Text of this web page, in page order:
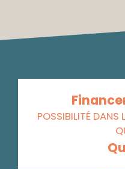
POSSIBILITÉ DANS